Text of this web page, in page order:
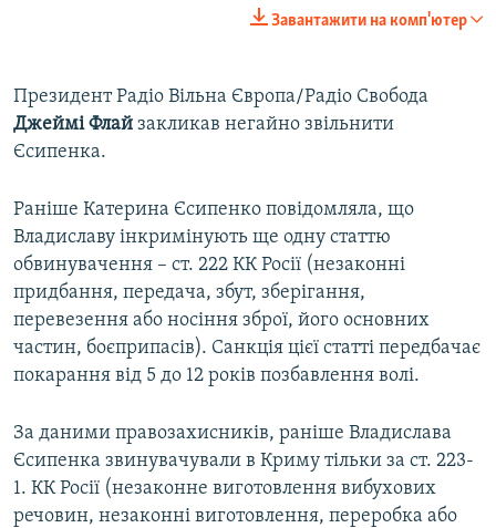
720p 1080p
480p
720p
Завантажити на комп'ютер
Президент Радіо Вільна Європа/Радіо Свобода
Джеймі Флай закликав негайно звільнити
Єсипенка.
Раніше Катерина Єсипенко повідомляла, що
Владиславу інкримінують ще одну статтю
обвинувачення – ст. 222 КК Росії (незаконні
придбання, передача, збут, зберігання,
перевезення або носіння зброї, його основних
частин, боєприпасів). Санкція цієї статті передбачає
покарання від 5 до 12 років позбавлення волі.
За даними правозахисників, раніше Владислава
Єсипенка звинувачували в Криму тільки за ст. 223-
1. КК Росії (незаконне виготовлення вибухових
речовин, незаконні виготовлення, переробка або